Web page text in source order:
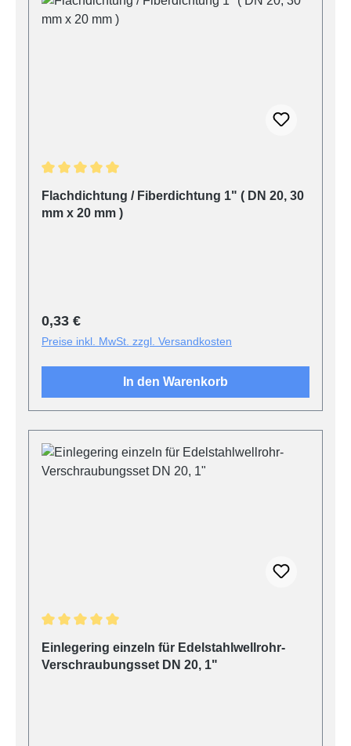
Flachdichtung / Fiberdichtung 1" ( DN 20, 30
mm x 20 mm )
Regulärer Preis:
0,33 €
Preise inkl. MwSt. zzgl. Versandkosten
In den Warenkorb
Einlegering einzeln für Edelstahlwellrohr-
Verschraubungsset DN 20, 1"